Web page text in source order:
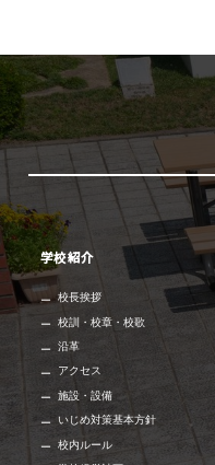
学校紹介
校長挨拶
校訓・校章・校歌
沿革
アクセス
施設・設備
いじめ対策基本方針
校内ルール